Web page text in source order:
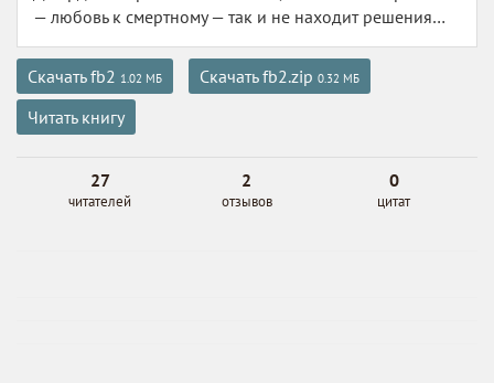
— любовь к смертному — так и не находит решения…
Скачать fb2 1.02 МБ Скачать fb2.zip 0.32 МБ
Читать книгу
27
читателей
2
отзывов
0
цитат